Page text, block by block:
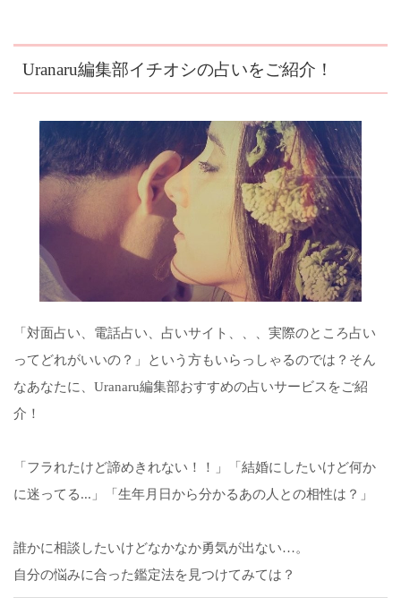
Uranaru編集部イチオシの占いをご紹介！
「対面占い、電話占い、占いサイト、、、実際のところ占い
ってどれがいいの？」という方もいらっしゃるのでは？そん
なあなたに、Uranaru編集部おすすめの占いサービスをご紹
介！
「フラれたけど諦めきれない！！」「結婚にしたいけど何か
に迷ってる...」「生年月日から分かるあの人との相性は？」
誰かに相談したいけどなかなか勇気が出ない…。
自分の悩みに合った鑑定法を見つけてみては？